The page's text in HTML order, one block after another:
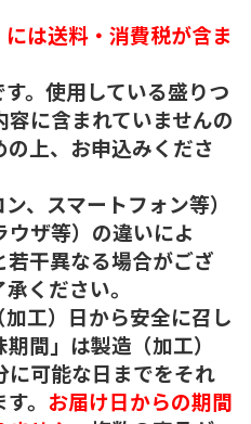
は送料・消費税が含ま
。使用している盛りつ
に含まれていませんの
上、お申込みくださ
、スマートフォン等）
ザ等）の違いによ
若干異なる場合がござ
ください。
工）日から安全に召し
間」は製造（加工）
に可能な日までをそれ
。 お届け日からの期間